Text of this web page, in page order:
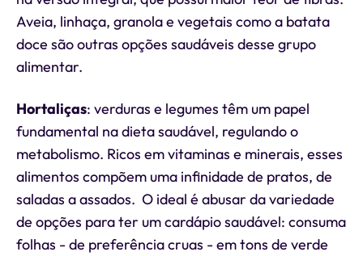
Aveia, linhaça, granola e vegetais como a batata
doce são outras opções saudáveis desse grupo
alimentar.
Hortaliças: verduras e legumes têm um papel
fundamental na dieta saudável, regulando o
metabolismo. Ricos em vitaminas e minerais, esses
alimentos compõem uma infinidade de pratos, de
saladas a assados. O ideal é abusar da variedade
de opções para ter um cardápio saudável: consuma
folhas - de preferência cruas - em tons de verde